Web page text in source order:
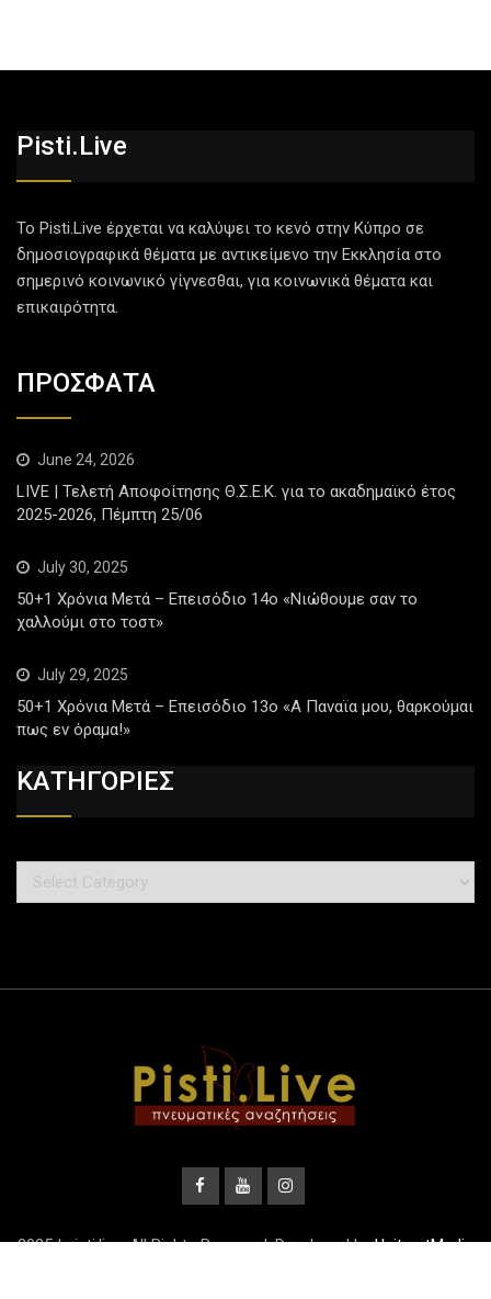
Pisti.live
Το Pisti.Live έρχεται να καλύψει το κενό στην Κύπρο σε
δημοσιογραφικά θέματα με αντικείμενο την Εκκλησία στο
σημερινό κοινωνικό γίγνεσθαι, για κοινωνικά θέματα και
επικαιρότητα.
ΠΡΟΣΦΑΤΑ
June 24, 2026
LIVE | Τελετή Αποφοίτησης Θ.Σ.Ε.Κ. για το ακαδημαϊκό έτος
2025-2026, Πέμπτη 25/06
July 30, 2025
50+1 Χρόνια Μετά – Επεισόδιο 14ο «Νιώθουμε σαν το
χαλλούμι στο τοστ»
July 29, 2025
50+1 Χρόνια Μετά – Επεισόδιο 13ο «Α Παναϊα μου, θαρκούμαι
πως εν όραμα!»
ΚΑΤΗΓΟΡΙΕΣ
2025 | pisti.live. All Rights Reserved. Developed byUnitrustMedia